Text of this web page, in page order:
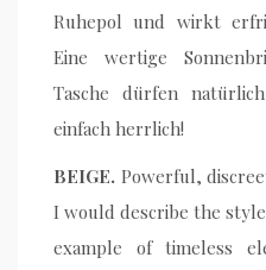
Ruhepol und wirkt
Eine wertige
Tasche dürfen
einfach herrlich!
BEIGE. Powerful,
I would describe the
example of timeless